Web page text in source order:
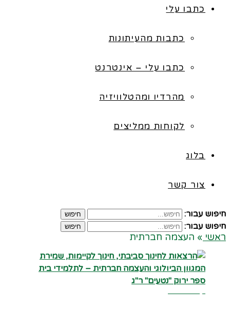
כתבו עלי
כתבות מהעיתונות
כתבו עלי – אינטרנט
מהרדיו ומהטלוויזיה
לקוחות ממליצים
בלוג
צור קשר
חיפוש עבור: חיפוש
חיפוש עבור: חיפוש
ראשי » העצמה חברתית